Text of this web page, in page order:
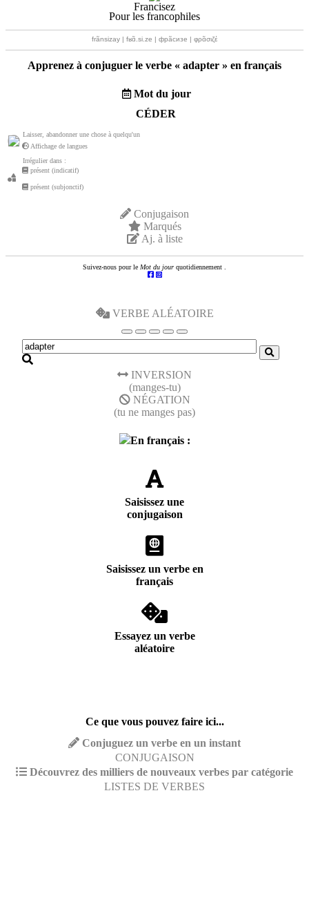
Francisez
Pour les francophiles
frãnsizay | fʁɑ̃.si.ze | фрãсизе | φρɑ̃σιζέ
Apprenez à conjuguer le verbe « adapter » en français
Mot du jour
CÉDER
Laisser, abandonner une chose à quelqu'un
Affichage de langues
Irrégulier dans :
présent (indicatif)
présent (subjonctif)
Conjugaison
Marqués
Aj. à liste
Suivez-nous pour le Mot du jour quotidiennement .
VERBE ALÉATOIRE
INVERSION
(manges-tu)
NÉGATION
(tu ne manges pas)
En français :
Saisissez une
conjugaison
Saisissez un verbe en
français
Essayez un verbe
aléatoire
Ce que vous pouvez faire ici...
Conjuguez un verbe en un instant
CONJUGAISON
Découvrez des milliers de nouveaux verbes par catégorie
LISTES DE VERBES